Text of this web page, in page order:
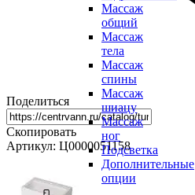
Массаж
общий
Массаж
тела
Массаж
спины
Массаж
шиацу
Массаж
ног
Подсветка
Дополнительные
опции
Поделиться
Скопировать
Артикул: Ц0000051158